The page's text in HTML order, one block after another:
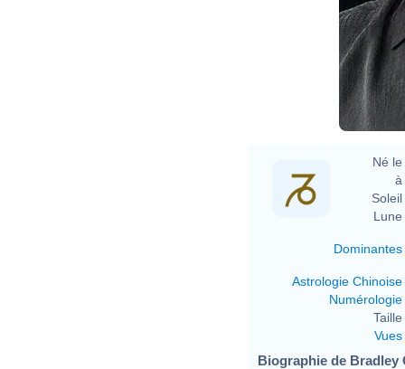
Né le
à
Soleil
Lune
Dominantes
Astrologie Chinoise
Numérologie
Taille
Vues
Biographie de Bradley